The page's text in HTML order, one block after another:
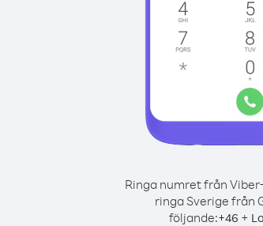
Ringa numret från
ringa Sverige från
följande:+46 +